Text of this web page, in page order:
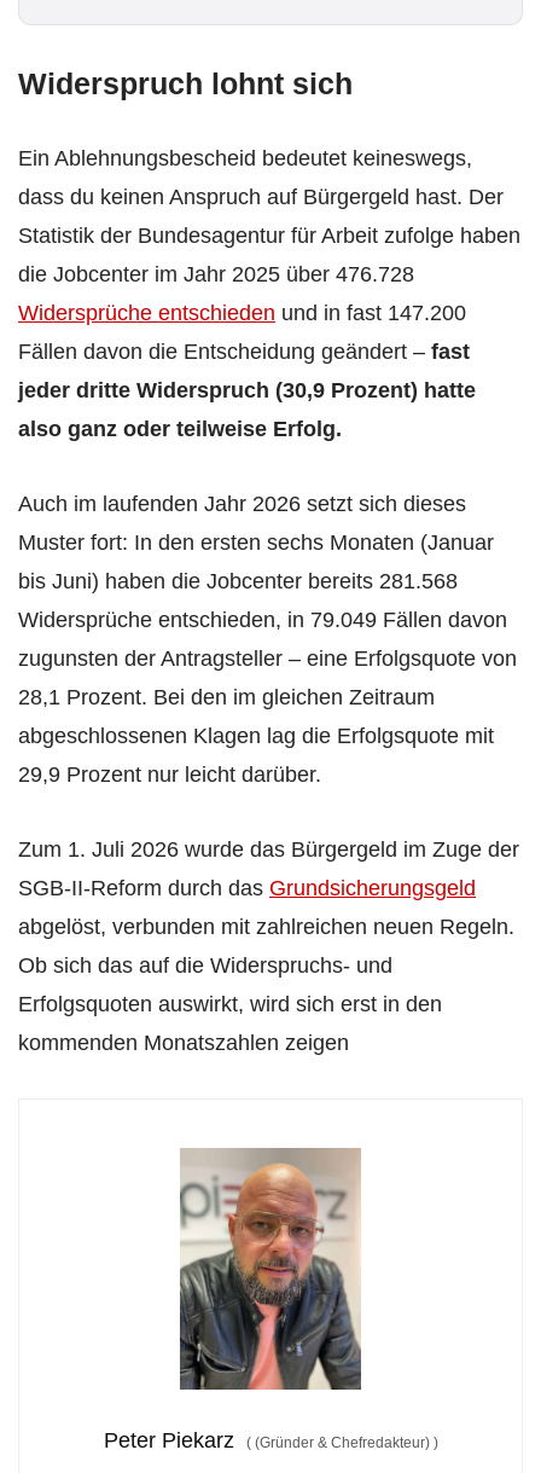
*
Widerspruch lohnt sich
Ein Ablehnungsbescheid bedeutet keineswegs,
dass du keinen Anspruch auf Bürgergeld hast. Der
Statistik der Bundesagentur für Arbeit zufolge haben
die Jobcenter im Jahr 2025 über 476.728
Widersprüche entschieden und in fast 147.200
Fällen davon die Entscheidung geändert – fast
jeder dritte Widerspruch (30,9 Prozent) hatte
also ganz oder teilweise Erfolg.
Auch im laufenden Jahr 2026 setzt sich dieses
Muster fort: In den ersten sechs Monaten (Januar
bis Juni) haben die Jobcenter bereits 281.568
Widersprüche entschieden, in 79.049 Fällen davon
zugunsten der Antragsteller – eine Erfolgsquote von
28,1 Prozent. Bei den im gleichen Zeitraum
abgeschlossenen Klagen lag die Erfolgsquote mit
29,9 Prozent nur leicht darüber.
Zum 1. Juli 2026 wurde das Bürgergeld im Zuge der
SGB-II-Reform durch das Grundsicherungsgeld
abgelöst, verbunden mit zahlreichen neuen Regeln.
Ob sich das auf die Widerspruchs- und
Erfolgsquoten auswirkt, wird sich erst in den
kommenden Monatszahlen zeigen
Peter Piekarz ((Gründer & Chefredakteur) )